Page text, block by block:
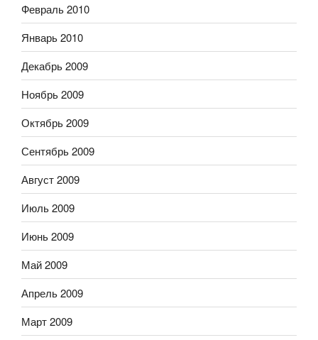
Февраль 2010
Январь 2010
Декабрь 2009
Ноябрь 2009
Октябрь 2009
Сентябрь 2009
Август 2009
Июль 2009
Июнь 2009
Май 2009
Апрель 2009
Март 2009